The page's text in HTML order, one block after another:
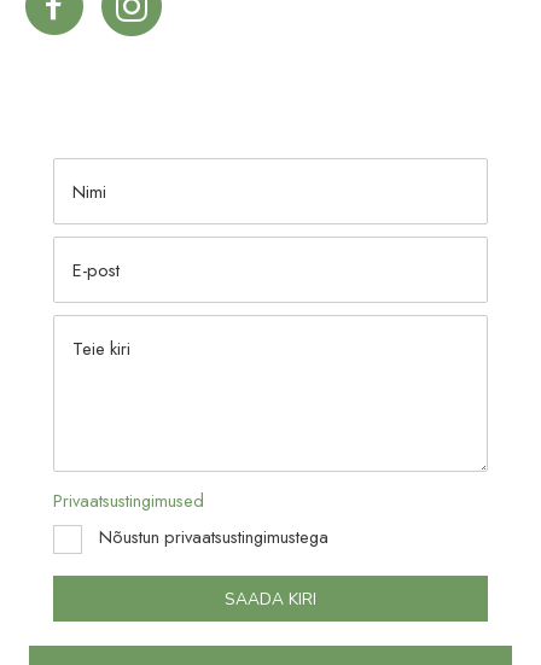
Privaatsustingimused
Nõustun privaatsustingimustega
SAADA KIRI